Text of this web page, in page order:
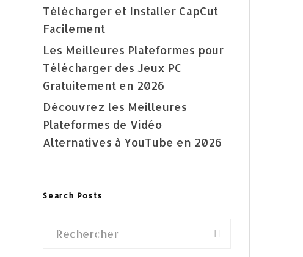
Télécharger et Installer CapCut
Facilement
Les Meilleures Plateformes pour
Télécharger des Jeux PC
Gratuitement en 2026
Découvrez les Meilleures
Plateformes de Vidéo
Alternatives à YouTube en 2026
Search Posts